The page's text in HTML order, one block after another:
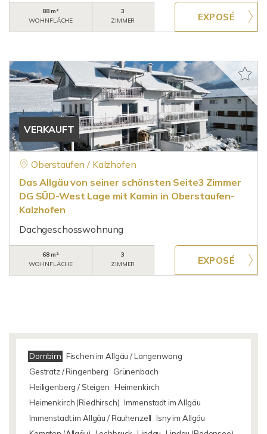
88 m²
WOHNFLÄCHE
3
ZIMMER
VERKAUFT
Oberstaufen / Kalzhofen
Das Allgäu von seiner schönsten Seite3 Zimmer
DG SÜD-West Lage mit Kamin in Oberstaufen-
Kalzhofen
Dachgeschosswohnung
68 m²
WOHNFLÄCHE
3
ZIMMER
Dornbirn Fischen im Allgäu / Langenwang
Gestratz / Ringenberg
Grünenbach
Heiligenberg / Steigen Heimenkirch
Heimenkirch (Riedhirsch) Immenstadt im Allgäu
Immenstadt im Allgäu / Rauhenzell Isny im Allgäu